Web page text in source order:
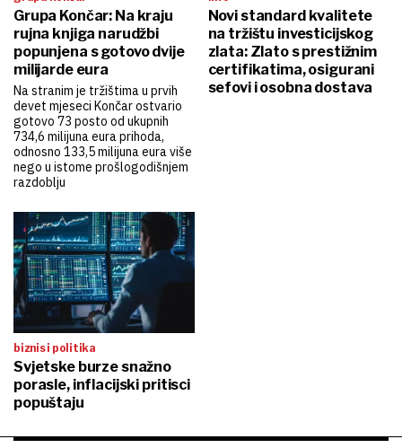
Grupa Končar: Na kraju
rujna knjiga narudžbi
popunjena s gotovo dvije
milijarde eura
Na stranim je tržištima u prvih
devet mjeseci Končar ostvario
gotovo 73 posto od ukupnih
734,6 milijuna eura prihoda,
odnosno 133,5 milijuna eura više
nego u istome prošlogodišnjem
razdoblju
Novi standard kvalitete
na tržištu investicijskog
zlata: Zlato s prestižnim
certifikatima, osigurani
sefovi i osobna dostava
biznis i politika
Svjetske burze snažno
porasle, inflacijski pritisci
popuštaju